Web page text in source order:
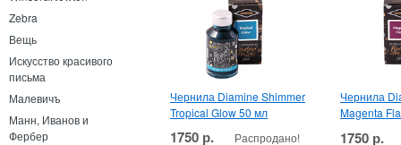
Zebra
Вещь
Искусство красивого
письма
Малевичъ
Манн, Иванов и
Фербер
Чернила Diamine Shimmer
Tropical Glow 50 мл
1750 р. Распродано!
Чернила
Magenta
1750 р.